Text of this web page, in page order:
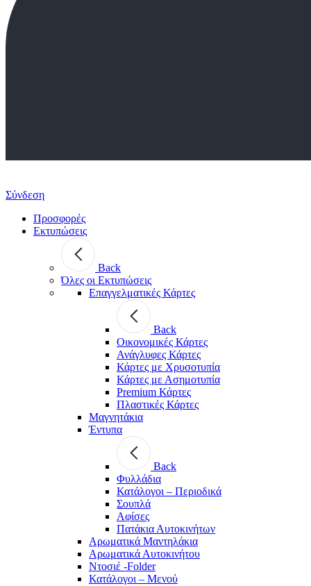
Σύνδεση
Προσφορές
Εκτυπώσεις
Back
Όλες οι Εκτυπώσεις
Επαγγελματικές Κάρτες
Back
Οικονομικές Κάρτες
Ανάγλυφες Κάρτες
Κάρτες με Χρυσοτυπία
Κάρτες με Ασημοτυπία
Premium Κάρτες
Πλαστικές Κάρτες
Μαγνητάκια
Έντυπα
Back
Φυλλάδια
Κατάλογοι – Περιοδικά
Σουπλά
Αφίσες
Πατάκια Αυτοκινήτων
Αρωματικά Μαντηλάκια
Αρωματικά Αυτοκινήτου
Ντοσιέ -Folder
Κατάλογοι – Μενού